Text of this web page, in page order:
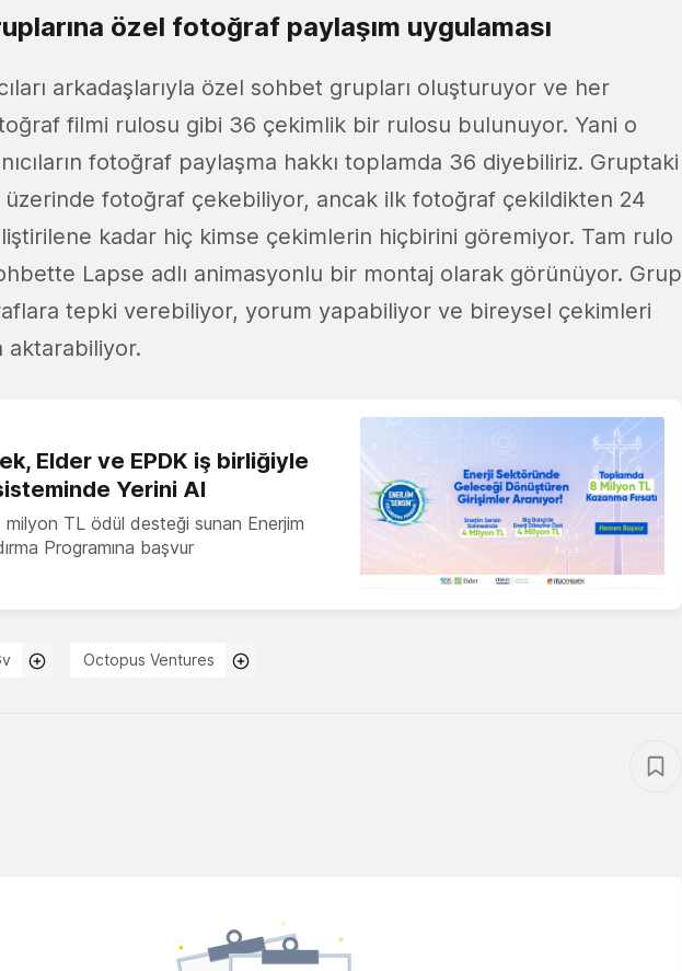
özel fotoğraf paylaşım uygulaması
arkadaşlarıyla özel sohbet grupları oluşturuyor ve her
filmi rulosu gibi 36 çekimlik bir rulosu bulunuyor. Yani o
fotoğraf paylaşma hakkı toplamda 36 diyebiliriz. Gruptaki
fotoğraf çekebiliyor, ancak ilk fotoğraf çekildikten 24
kadar hiç kimse çekimlerin hiçbirini göremiyor. Tam rulo
Lapse adlı animasyonlu bir montaj olarak görünüyor. Grup
tepki verebiliyor, yorum yapabiliyor ve bireysel çekimleri
aktarabiliyor.
Elder ve EPDK iş birliğiyle
Yerini Al
milyon TL ödül desteği sunan Enerjim
Programına başvur
Octopus Ventures